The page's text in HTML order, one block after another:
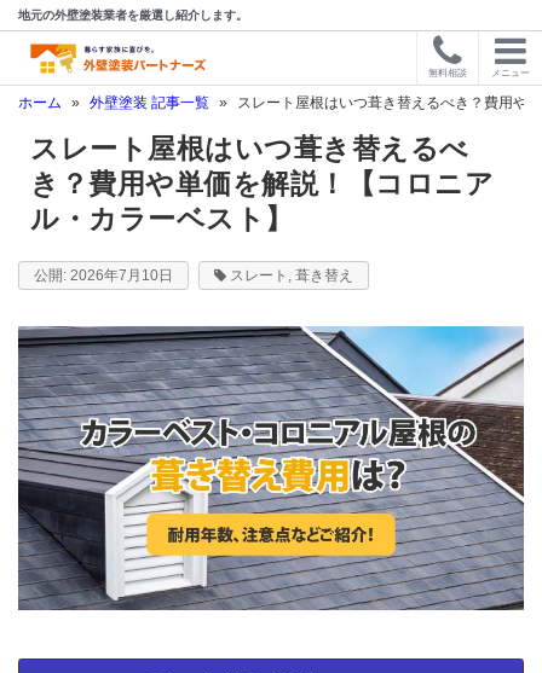
地元の外壁塗装業者を厳選し紹介します。
無料相談 メニュー
ホーム » 外壁塗装 記事一覧 » スレート屋根はいつ葺き替えるべき？費用や
スレート屋根はいつ葺き替えるべ
き？費用や単価を解説！【コロニア
ル・カラーベスト】
2026年7月10日 スレート , 葺き替え